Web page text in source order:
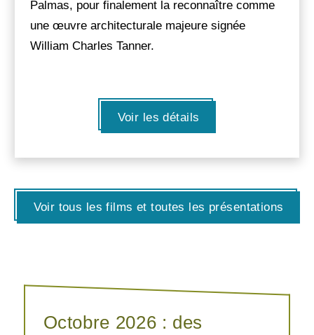
Palmas, pour finalement la reconnaître comme
une œuvre architecturale majeure signée
William Charles Tanner.
Voir les détails
Voir tous les films et toutes les présentations
Octobre 2026 : des